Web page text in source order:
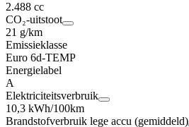
2.488 cc
CO₂-uitstoot
21 g/km
Emissieklasse
Euro 6d-TEMP
Energielabel
A
Elektriciteitsverbruik
10,3 kWh/100km
Brandstofverbruik lege accu (gemiddeld)